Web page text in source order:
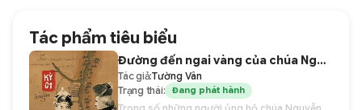
Tác phẩm tiêu biểu
Đường đến ngai vàng của chúa Nguyễn cuối cùng
Tác giả:Tường Vân
Trạng thái:
Đang phát hành